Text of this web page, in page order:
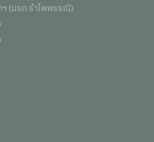
ฯ (มรภ.รำไพพรรณี)